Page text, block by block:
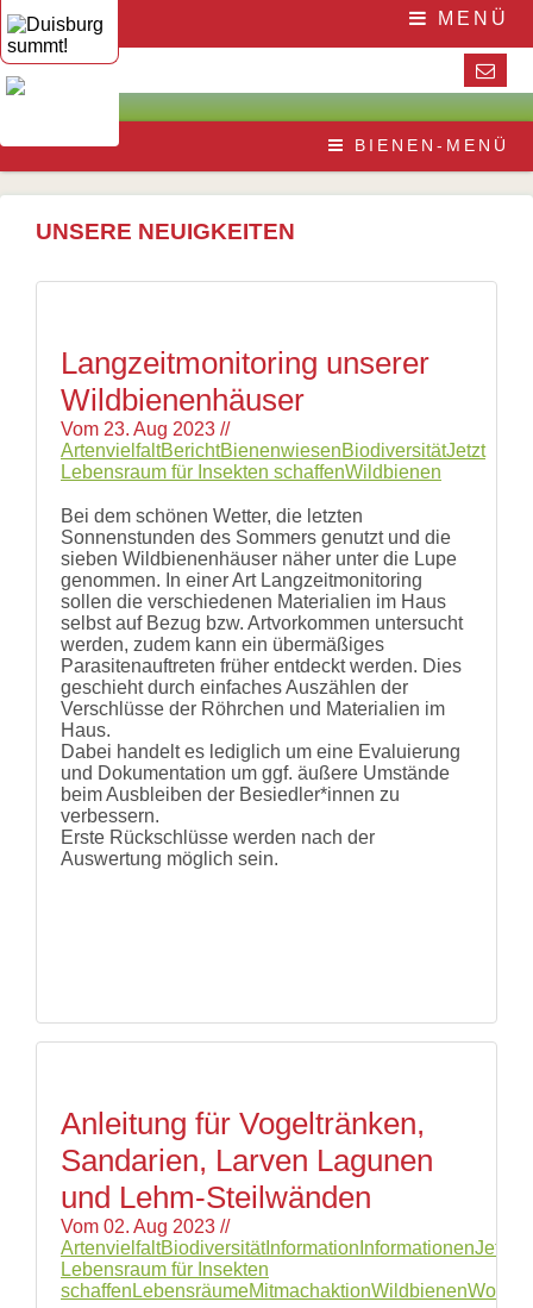
Die
Initiative
Aktuelles
Veranstaltungen
MENÜ
BIENEN-MENÜ
Bestäubungsfunktion
Bienensterben
More
honey
Stadtimkerei
Literatur
Wildbienen
Wildbienenarten
Bestäubungsfunktion
Literatur
Bienenfreundlich
Gärtnern
Allgemein
Biologische
UNSERE NEUIGKEITEN
Langzeitmonitoring unserer
Wildbienenhäuser
Vom 23. Aug 2023 //
ArtenvielfaltBerichtBienenwiesenBiodiversitätJetzt
Lebensraum für Insekten schaffenWildbienen
Bei dem schönen Wetter, die letzten
Sonnenstunden des Sommers genutzt und die
sieben Wildbienenhäuser näher unter die Lupe
genommen. In einer Art Langzeitmonitoring
sollen die verschiedenen Materialien im Haus
selbst auf Bezug bzw. Artvorkommen untersucht
werden, zudem kann ein übermäßiges
Parasitenauftreten früher entdeckt werden. Dies
geschieht durch einfaches Auszählen der
Verschlüsse der Röhrchen und Materialien im
Haus.
Dabei handelt es lediglich um eine Evaluierung
und Dokumentation um ggf. äußere Umstände
beim Ausbleiben der Besiedler*innen zu
verbessern.
Erste Rückschlüsse werden nach der
Auswertung möglich sein.
Anleitung für Vogeltränken,
Sandarien, Larven Lagunen
und Lehm-Steilwänden
Vom 02. Aug 2023 //
ArtenvielfaltBiodiversitätInformation InformationenJetzt
Lebensraum für Insekten
schaffen LebensräumeMitmachaktionWildbienen